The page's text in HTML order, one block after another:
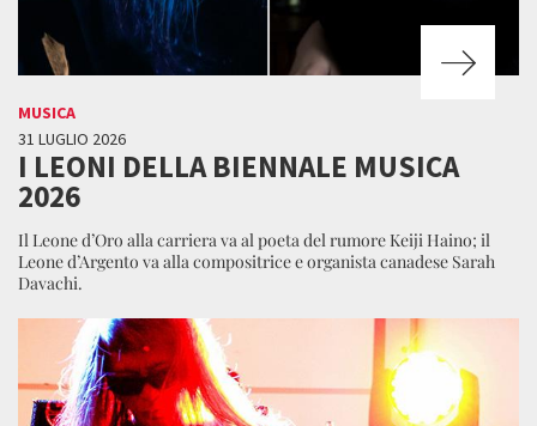
MUSICA
31 LUGLIO 2026
I LEONI DELLA BIENNALE MUSICA
2026
Il Leone d’Oro alla carriera va al poeta del rumore Keiji Haino; il
Leone d’Argento va alla compositrice e organista canadese Sarah
Davachi.